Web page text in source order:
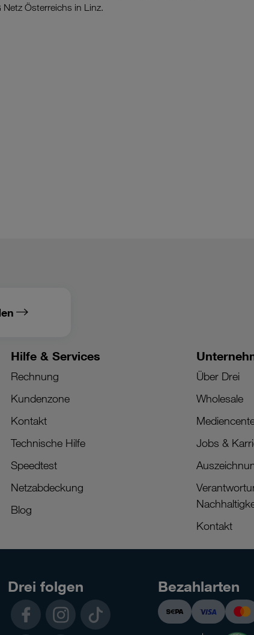
Österreichs in Linz.
Hilfe & Services
Rechnung
Kundenzone
Kontakt
Technische Hilfe
Speedtest
Netzabdeckung
Blog
Über Drei
Wholesale
Jobs &
Kontakt
Drei folgen
TikTok
Bezahlarten